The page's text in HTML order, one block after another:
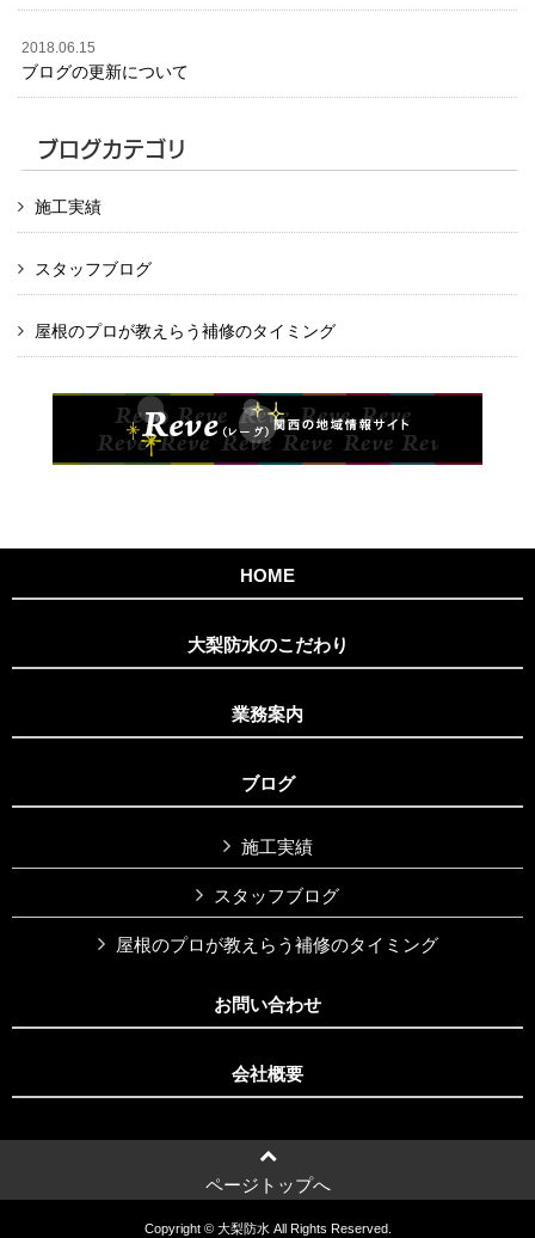
2018.06.15
ブログの更新について
ブログカテゴリ
施工実績
スタッフブログ
屋根のプロが教えらう補修のタイミング
HOME
大梨防水のこだわり
業務案内
ブログ
施工実績
スタッフブログ
屋根のプロが教えらう補修のタイミング
お問い合わせ
会社概要
ページトップへ
Copyright © 大梨防水 All Rights Reserved.